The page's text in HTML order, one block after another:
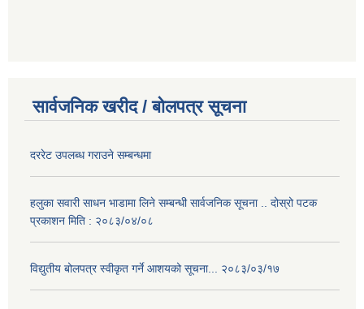
सार्वजनिक खरीद / बोलपत्र सूचना
दररेट उपलब्ध गराउने सम्बन्धमा
हलुका सवारी साधन भाडामा लिने सम्बन्धी सार्वजनिक सूचना .. दोस्रो पटक
प्रकाशन मिति : २०८३/०४/०८
विद्युतीय बोलपत्र स्वीकृत गर्ने आशयको सूचना... २०८३/०३/१७